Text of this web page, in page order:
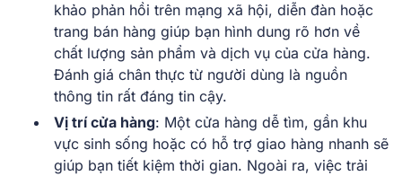
khảo phản hồi trên mạng xã hội, diễn đàn hoặc
trang bán hàng giúp bạn hình dung rõ hơn về
chất lượng sản phẩm và dịch vụ của cửa hàng.
Đánh giá chân thực từ người dùng là nguồn
thông tin rất đáng tin cậy.
Vị trí cửa hàng: Một cửa hàng dễ tìm, gần khu
vực sinh sống hoặc có hỗ trợ giao hàng nhanh sẽ
giúp bạn tiết kiệm thời gian. Ngoài ra, việc trải